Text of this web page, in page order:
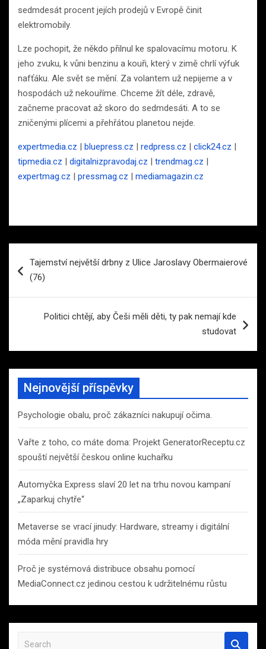
sedmdesát procent jejích prodejů v Evropě činit
elektromobily.
Lze pochopit, že někdo přilnul ke spalovacímu motoru. K
jeho zvuku, k vůni benzinu a kouři, který v zimě chrlí výfuk
nafťáku. Ale svět se mění. Za volantem už nepijeme a v
hospodách už nekouříme. Chceme žít déle, zdravě,
začneme pracovat až skoro do sedmdesáti. A to se
zničenými plícemi a přehřátou planetou nejde.
expertmedia.cz | bluepress.cz | redpress.cz | click24.cz |
tipmedia.cz | digitalnizpravodaj.cz | trendmag.cz |
expertmag.cz | pressmag.cz | mediamagazin.cz
proTajemství největší drbny z Ulice Jaroslavy Obermaierové
(76)
Politici chtějí, aby Češi měli děti, ty pak nemají kde
studovat
Nejnovější příspěvky
Psychologie obalu, proč zákazníci nakupují očima.
Vařte z toho, co máte doma: Projekt GeneratorReceptu.cz
spouští největší českou online kuchařku
Automyčka Express slaví 20 let na trhu novou kampaní
„Zaparkuj chytře“
Metaverse se vrací jinudy: Hardware, streamy i digitální
móda mění pravidla hry
Proč je systémová distribuce obsahu pomocí
MediaConnect.cz jedinou cestou k udržitelnému růstu